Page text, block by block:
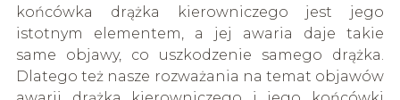
końcówka drążka kierowniczego jest jego
istotnym elementem, a jej awaria daje takie
same objawy, co uszkodzenie samego drążka.
Dlatego też nasze rozważania na temat objawów